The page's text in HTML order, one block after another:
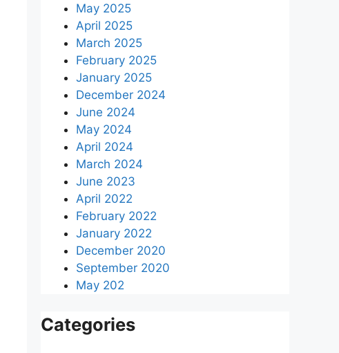
May 2025
April 2025
March 2025
February 2025
January 2025
December 2024
June 2024
May 2024
April 2024
March 2024
June 2023
April 2022
February 2022
January 2022
December 2020
September 2020
May 202
Categories